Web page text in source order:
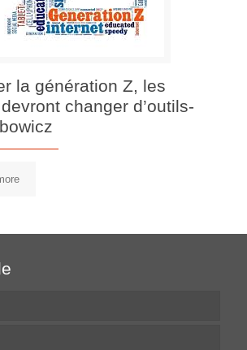
la génération Z, les
changer d’outils-